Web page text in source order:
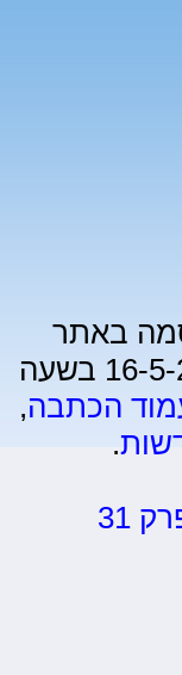
באתר
ynet בתאריך 16-5-26 בשעה
הכתבה,
.
31